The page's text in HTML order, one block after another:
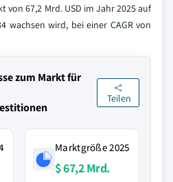
von 67,2 Mrd. USD im Jahr 2025 auf
wachsen wird, bei einer CAGR von
zum Markt für
Teilen
Marktgröße 2025
$ 67,2 Mrd.